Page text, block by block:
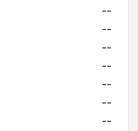
--
--
--
--
--
--
--